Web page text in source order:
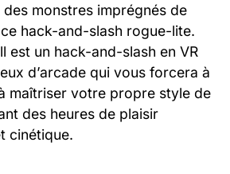
monstres imprégnés de
hack-and-slash rogue-lite.
est un hack-and-slash en VR
d’arcade qui vous forcera à
maîtriser votre propre style de
des heures de plaisir
cinétique.